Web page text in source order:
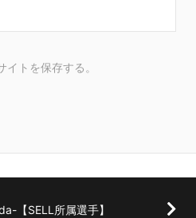
トを保存する。
【SELL所属選手】